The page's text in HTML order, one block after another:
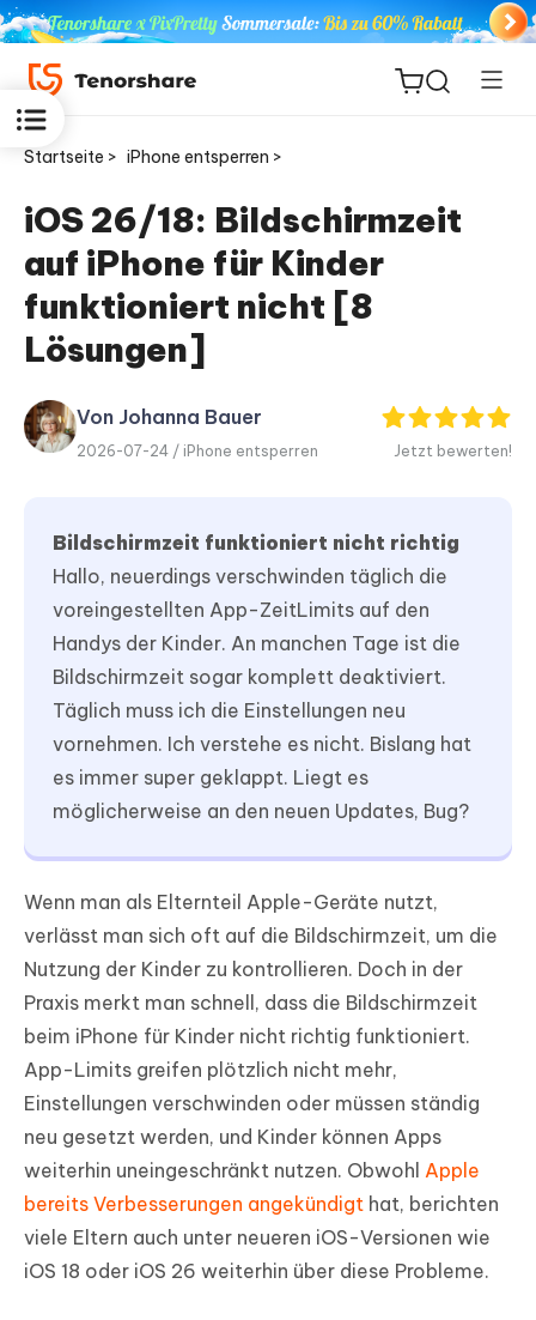
ReiBoot
for iOS
PDNob
Editor
Startseite > iPhone entsperren >
iOS 26/18: Bildschirmzeit
auf iPhone für Kinder
funktioniert nicht [8
Lösungen]
Von Johanna Bauer
2026-07-24 / iPhone entsperren Jetzt bewerten!
Bildschirmzeit funktioniert nicht richtig
Hallo, neuerdings verschwinden täglich die
voreingestellten App-ZeitLimits auf den
Handys der Kinder. An manchen Tage ist die
Bildschirmzeit sogar komplett deaktiviert.
Täglich muss ich die Einstellungen neu
vornehmen. Ich verstehe es nicht. Bislang hat
es immer super geklappt. Liegt es
möglicherweise an den neuen Updates, Bug?
Wenn man als Elternteil Apple-Geräte nutzt,
verlässt man sich oft auf die Bildschirmzeit, um die
Nutzung der Kinder zu kontrollieren. Doch in der
Praxis merkt man schnell, dass die Bildschirmzeit
beim iPhone für Kinder nicht richtig funktioniert.
App-Limits greifen plötzlich nicht mehr,
Einstellungen verschwinden oder müssen ständig
neu gesetzt werden, und Kinder können Apps
weiterhin uneingeschränkt nutzen. Obwohl Apple
bereits Verbesserungen angekündigt hat, berichten
viele Eltern auch unter neueren iOS-Versionen wie
iOS 18 oder iOS 26 weiterhin über diese Probleme.